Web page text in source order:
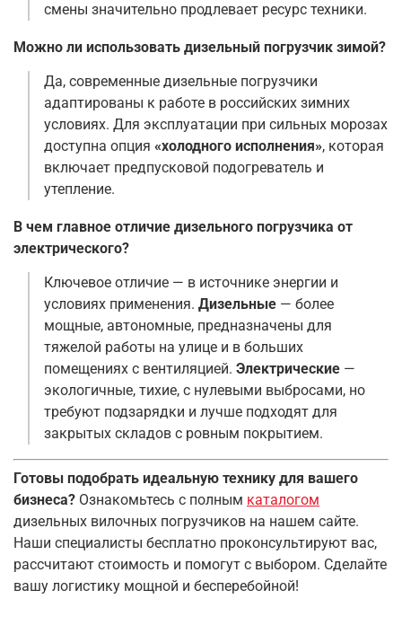
смены значительно продлевает ресурс техники.
Можно ли использовать дизельный погрузчик зимой?
Да, современные дизельные погрузчики
адаптированы к работе в российских зимних
условиях. Для эксплуатации при сильных морозах
доступна опция «холодного исполнения», которая
включает предпусковой подогреватель и
утепление.
В чем главное отличие дизельного погрузчика от
электрического?
Ключевое отличие — в источнике энергии и
условиях применения. Дизельные — более
мощные, автономные, предназначены для
тяжелой работы на улице и в больших
помещениях с вентиляцией. Электрические —
экологичные, тихие, с нулевыми выбросами, но
требуют подзарядки и лучше подходят для
закрытых складов с ровным покрытием.
Готовы подобрать идеальную технику для вашего
бизнеса? Ознакомьтесь с полным каталогом
дизельных вилочных погрузчиков на нашем сайте.
Наши специалисты бесплатно проконсультируют вас,
рассчитают стоимость и помогут с выбором. Сделайте
вашу логистику мощной и бесперебойной!